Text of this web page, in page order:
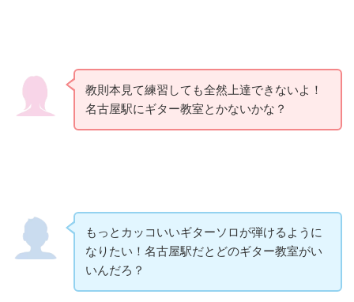
教則本見て練習しても全然上達できないよ！
名古屋駅にギター教室とかないかな？
もっとカッコいいギターソロが弾けるように
なりたい！名古屋駅だとどのギター教室がい
いんだろ？